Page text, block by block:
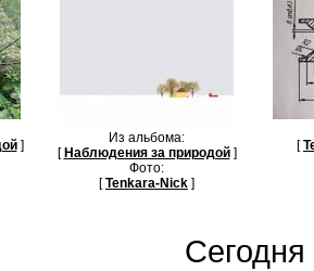
]
Из альбома:
[ Наблюдения за природой]
Фото:
[Tenkara-Nick ]
[